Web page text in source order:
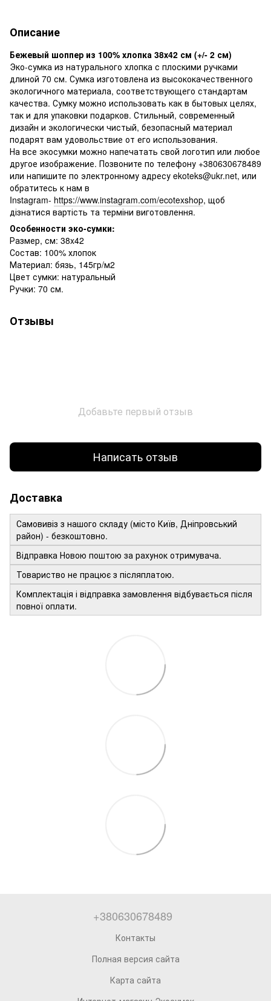
Описание
Бежевый шоппер из 100% хлопка 38х42 см (+/- 2 см)
Эко-сумка из натурального хлопка с плоскими ручками
длиной 70 см. Сумка изготовлена из высококачественного
экологичного материала, соответствующего стандартам
качества. Сумку можно использовать как в бытовых целях,
так и для упаковки подарков. Стильный, современный
дизайн и экологически чистый, безопасный материал
подарят вам удовольствие от его использования.
На все экосумки можно напечатать свой логотип или любое
другое изображение. Позвоните по телефону +380630678489
или напишите по электронному адресу ekoteks@ukr.net, или
обратитесь к нам в
Instagram- https://www.instagram.com/ecotexshop, щоб
дізнатися вартість та терміни виготовлення.
Особенности эко-сумки:
Размер, см: 38x42
Состав: 100% хлопок
Материал: бязь, 145гр/м2
Цвет сумки: натуральный
Ручки: 70 см.
Отзывы
Добавьте первый отзыв
Написать отзыв
Доставка
Самовивіз з нашого складу (місто Київ, Дніпровський
район) - безкоштовно.
Відправка Новою поштою за рахунок отримувача.
Товариство не працює з післяплатою.
Комплектація і відправка замовлення відбувається після
повної оплати.
+380630678489
Контакты
Полная версия сайта
Карта сайта